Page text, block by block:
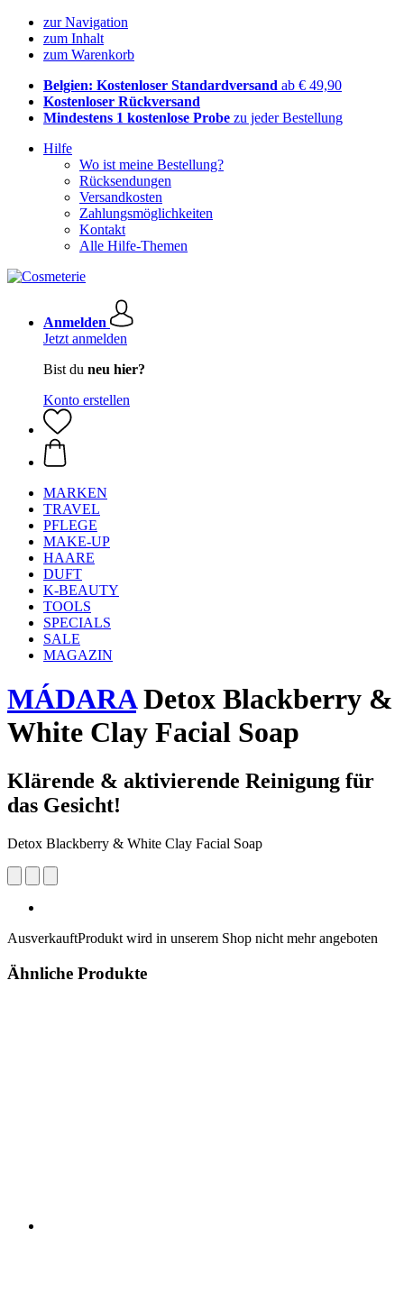
zur Navigation
zum Inhalt
zum Warenkorb
Belgien: Kostenloser Standardversand ab € 49,90
Kostenloser Rückversand
Mindestens 1 kostenlose Probe zu jeder Bestellung
Hilfe
Wo ist meine Bestellung?
Rücksendungen
Versandkosten
Zahlungsmöglichkeiten
Kontakt
Alle Hilfe-Themen
Anmelden
Jetzt anmelden
Bist du neu hier?
Konto erstellen
MARKEN
TRAVEL
PFLEGE
MAKE-UP
HAARE
DUFT
K-BEAUTY
TOOLS
SPECIALS
SALE
MAGAZIN
MÁDARADetox Blackberry &
White Clay Facial Soap
Klärende & aktivierende Reinigung für
das Gesicht!
Detox Blackberry & White Clay Facial Soap
AusverkauftProdukt wird in unserem Shop nicht mehr angeboten
Ähnliche Produkte